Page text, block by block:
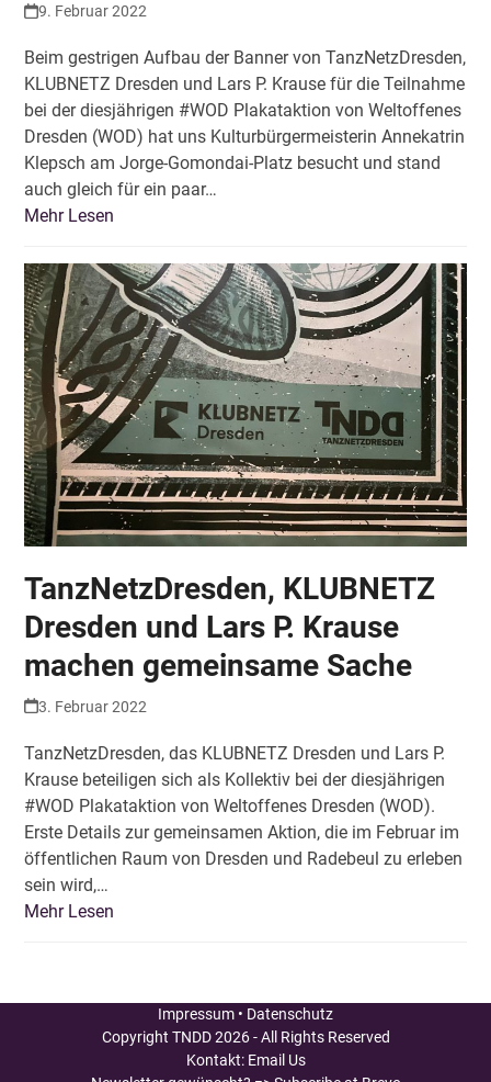
9. Februar 2022
Beim gestrigen Aufbau der Banner von TanzNetzDresden,
KLUBNETZ Dresden und Lars P. Krause für die Teilnahme
bei der diesjährigen #WOD Plakataktion von Weltoffenes
Dresden (WOD) hat uns Kulturbürgermeisterin Annekatrin
Klepsch am Jorge-Gomondai-Platz besucht und stand
auch gleich für ein paar…
Mehr Lesen
TanzNetzDresden, KLUBNETZ
Dresden und Lars P. Krause
machen gemeinsame Sache
3. Februar 2022
TanzNetzDresden, das KLUBNETZ Dresden und Lars P.
Krause beteiligen sich als Kollektiv bei der diesjährigen
#WOD Plakataktion von Weltoffenes Dresden (WOD).
Erste Details zur gemeinsamen Aktion, die im Februar im
öffentlichen Raum von Dresden und Radebeul zu erleben
sein wird,…
Mehr Lesen
Impressum • Datenschutz
Copyright TNDD2026 - All Rights Reserved
Kontakt: Email Us